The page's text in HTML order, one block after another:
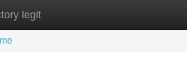
legitNew Site Listings